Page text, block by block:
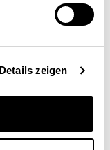
Details zeigen
Zürich